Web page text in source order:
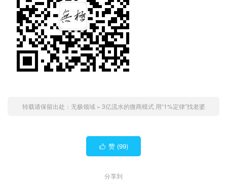
转载请保留出处： 无极领域» 3亿流水的微商模式 用“1%定律”找老婆
 赞 (99)
分享到